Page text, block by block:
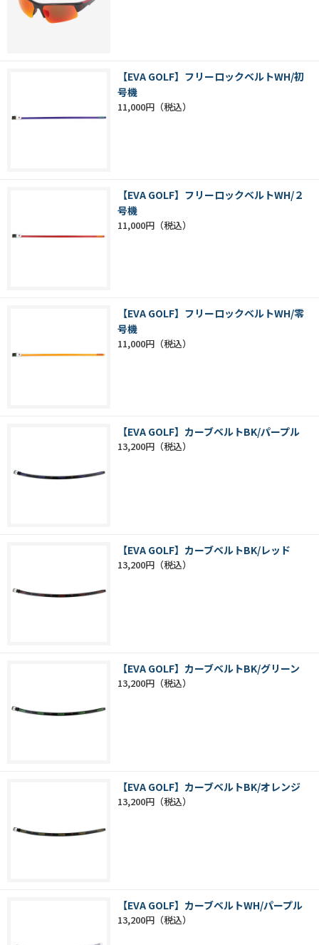
【EVA GOLF】フリーロックベルトWH/初
号機
11,000円
【EVA GOLF】フリーロックベルトWH/２
号機
11,000円
【EVA GOLF】フリーロックベルトWH/零
号機
11,000円
【EVA GOLF】カーブベルトBK/パープル
13,200円
【EVA GOLF】カーブベルトBK/レッド
13,200円
【EVA GOLF】カーブベルトBK/グリーン
13,200円
【EVA GOLF】カーブベルトBK/オレンジ
13,200円
【EVA GOLF】カーブベルトWH/パープル
13,200円